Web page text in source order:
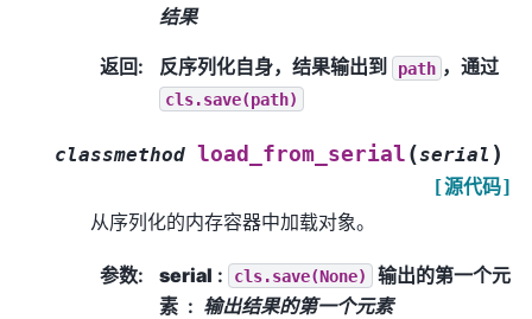
结果
返回: 反序列化自身，结果输出到 path ，通过
cls.save(path)
classmethod load_from_serial (serial )
[源代码]
从序列化的内存容器中加载对象。
参数: serial : cls.save(None)
输出的第一个元
素
输出结果的第一个元素